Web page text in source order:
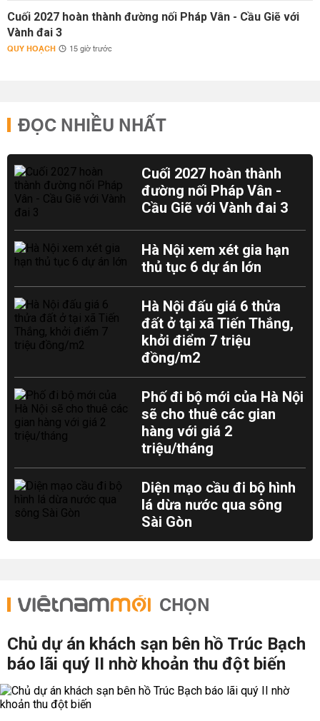
Cuối 2027 hoàn thành đường nối Pháp Vân - Cầu Giẽ với
Vành đai 3
QUY HOẠCH 15 giờ trước
ĐỌC NHIỀU NHẤT
Cuối 2027 hoàn thành
đường nối Pháp Vân -
Cầu Giẽ với Vành đai 3
Hà Nội xem xét gia hạn
thủ tục 6 dự án lớn
Hà Nội đấu giá 6 thửa
đất ở tại xã Tiến Thắng,
khởi điểm 7 triệu
đồng/m2
Phố đi bộ mới của Hà Nội
sẽ cho thuê các gian
hàng với giá 2
triệu/tháng
Diện mạo cầu đi bộ hình
lá dừa nước qua sông
Sài Gòn
CHỌN
Chủ dự án khách sạn bên hồ Trúc Bạch
báo lãi quý II nhờ khoản thu đột biến